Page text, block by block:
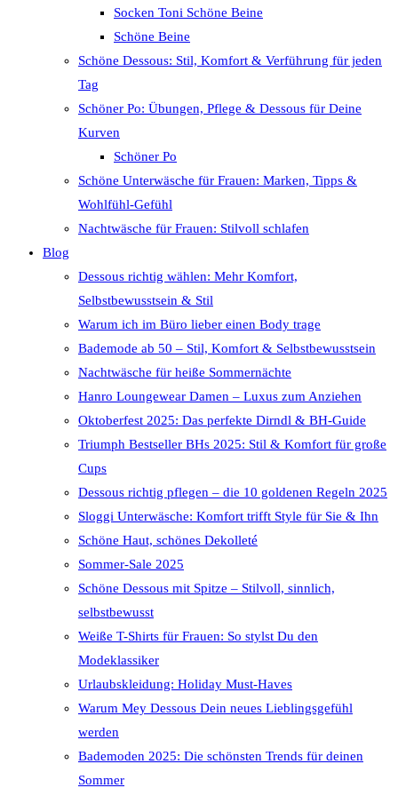
Socken Toni Schöne Beine
Schöne Beine
Schöne Dessous: Stil, Komfort & Verführung für jeden
Tag
Schöner Po: Übungen, Pflege & Dessous für Deine
Kurven
Schöner Po
Schöne Unterwäsche für Frauen: Marken, Tipps &
Wohlfühl-Gefühl
Nachtwäsche für Frauen: Stilvoll schlafen
Blog
Dessous richtig wählen: Mehr Komfort,
Selbstbewusstsein & Stil
Warum ich im Büro lieber einen Body trage
Bademode ab 50 – Stil, Komfort & Selbstbewusstsein
Nachtwäsche für heiße Sommernächte
Hanro Loungewear Damen – Luxus zum Anziehen
Oktoberfest 2025: Das perfekte Dirndl & BH-Guide
Triumph Bestseller BHs 2025: Stil & Komfort für große
Cups
Dessous richtig pflegen – die 10 goldenen Regeln 2025
Sloggi Unterwäsche: Komfort trifft Style für Sie & Ihn
Schöne Haut, schönes Dekolleté
Sommer-Sale 2025
Schöne Dessous mit Spitze – Stilvoll, sinnlich,
selbstbewusst
Weiße T-Shirts für Frauen: So stylst Du den
Modeklassiker
Urlaubskleidung: Holiday Must-Haves
Warum Mey Dessous Dein neues Lieblingsgefühl
werden
Bademoden 2025: Die schönsten Trends für deinen
Sommer